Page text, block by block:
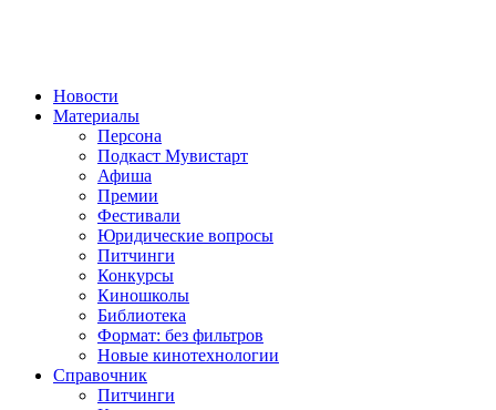
Новости
Материалы
Персона
Подкаст Мувистарт
Афиша
Премии
Фестивали
Юридические вопросы
Питчинги
Конкурсы
Киношколы
Библиотека
Формат: без фильтров
Новые кинотехнологии
Справочник
Питчинги